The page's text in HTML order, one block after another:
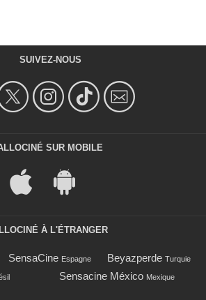
SUIVEZ-NOUS
SUR MOBILE
À L'ÉTRANGER
SensaCine Espagne Beyazperde Turquie
Sensacine México Mexique